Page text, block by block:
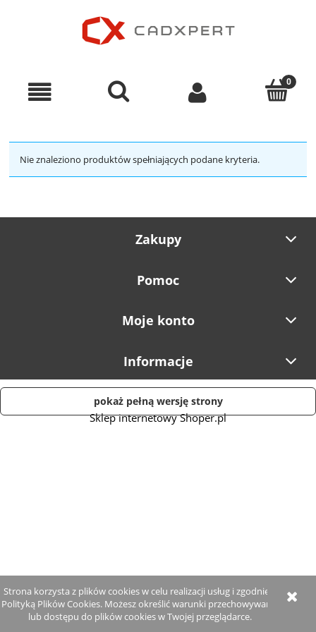
Strona korzysta z plików cookies w celu realizacji usług i zgodnie z
Polityką Plików Cookies. Możesz określić warunki przechowywania
lub dostępu do plików cookies w Twojej przeglądarce.
Nie znaleziono produktów spełniających podane kryteria.
Zakupy
Pomoc
Moje konto
Informacje
pokaż pełną wersję strony
Sklep internetowy Shoper.pl